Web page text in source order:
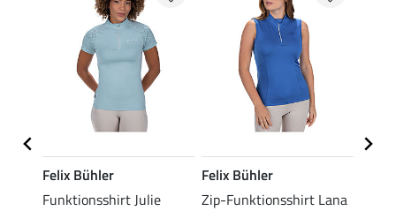
Felix Bühler
Funktionsshirt Julie
Felix Bühler
Zip-Funktionsshirt Lana